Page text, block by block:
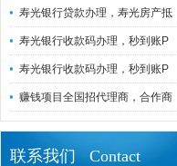
寿光银行贷款办理，寿光房产抵
寿光银行收款码办理，秒到账P
寿光银行收款码办理，秒到账P
赚钱项目全国招代理商，合作商
联系我们 Contact